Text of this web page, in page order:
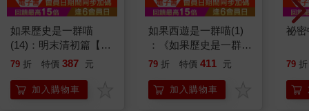
如果歷史是一群喵
(14)：明末清初篇【萌
貓漫畫學歷史】
79 折 特價 387 元
加入購物車
如果西遊是一群喵(1)
：《如果歷史是一群
喵》作者最新力作，附
79 折 特價 411 元
加入購物車
祕
79 折